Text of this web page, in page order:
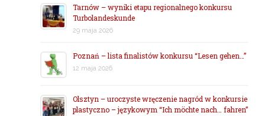
Tarnów – wyniki etapu regionalnego konkursu
Turbolandeskunde
29 maja 2026
Poznań – lista finalistów konkursu “Lesen gehen…”
12 maja 2026
Olsztyn – uroczyste wręczenie nagród w konkursie
plastyczno – językowym “Ich möchte nach… fahren”